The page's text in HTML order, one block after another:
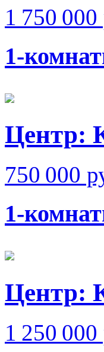
1 750 000
1-
Центр:
750 000
1-
Центр:
1 250 000